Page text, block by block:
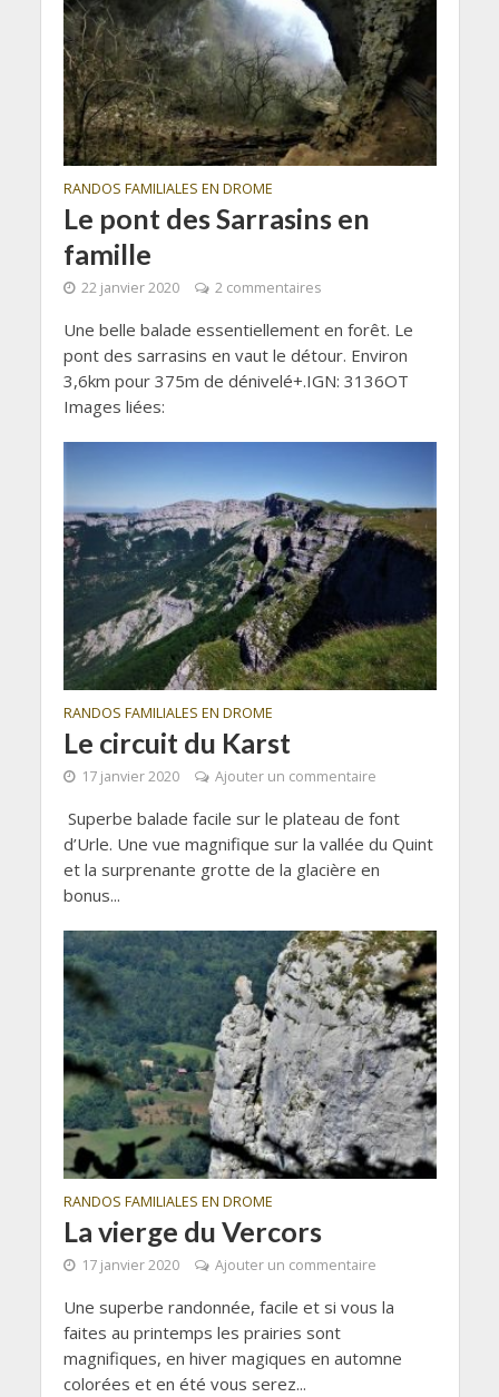
RANDOS FAMILIALES EN DROME
Le pont des Sarrasins en
famille
22 janvier 2020 2 commentaires
Une belle balade essentiellement en forêt. Le
pont des sarrasins en vaut le détour. Environ
3,6km pour 375m de dénivelé+.IGN: 3136OT
Images liées:
RANDOS FAMILIALES EN DROME
Le circuit du Karst
17 janvier 2020 Ajouter un commentaire
Superbe balade facile sur le plateau de font
d’Urle. Une vue magnifique sur la vallée du Quint
et la surprenante grotte de la glacière en
bonus...
RANDOS FAMILIALES EN DROME
La vierge du Vercors
17 janvier 2020 Ajouter un commentaire
Une superbe randonnée, facile et si vous la
faites au printemps les prairies sont
magnifiques, en hiver magiques en automne
colorées et en été vous serez...